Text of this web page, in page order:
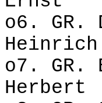
o6. GR.
Heinrich
o7. GR.
Herbert